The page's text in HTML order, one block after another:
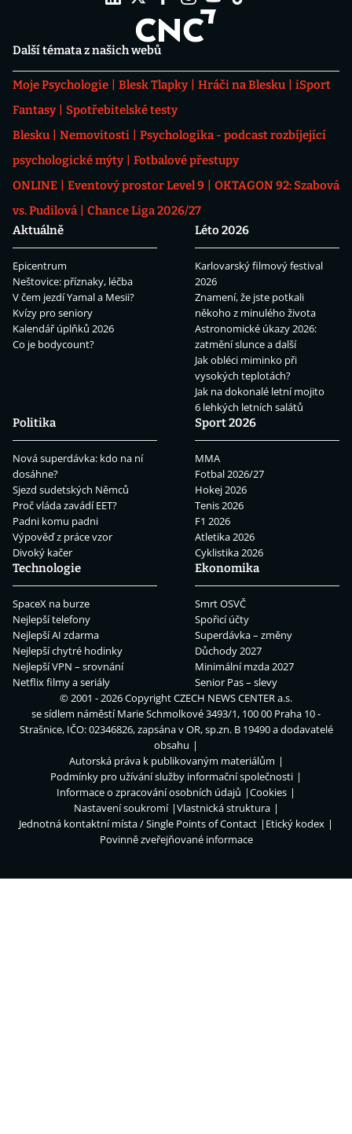
Další témata z našich webů
Moje Psychologie Blesk Tlapky Hráči na Blesku
iSport
Fantasy
Spotřebitelské testy
Blesku
Nemovitosti
Psychologika - podcast rozbíjející
psychologické mýty
Fotbalové přestupy
ONLINE
Eventový prostor Level 9
OKTAGON 92: Szabová
vs. Pudilová
Chance Liga 2026/27
Aktuálně
Epicentrum
Neštovice: příznaky, léčba
V čem jezdí Yamal a Mesii?
Kvízy pro seniory
Kalendář úplňků 2026
Co je bodycount?
Léto 2026
Karlovarský filmový festival
2026
Znamení, že jste potkali
někoho z minulého života
Astronomické úkazy 2026:
zatmění slunce a další
Jak obléci miminko při
vysokých teplotách?
Jak na dokonalé letní mojito
6 lehkých letních salátů
Politika
Nová superdávka: kdo na ní
dosáhne?
Sjezd sudetských Němců
Proč vláda zavádí EET?
Padni komu padni
Výpověď z práce vzor
Divoký kačer
Sport 2026
MMA
Fotbal 2026/27
Hokej 2026
Tenis 2026
F1 2026
Atletika 2026
Cyklistika 2026
Technologie
SpaceX na burze
Nejlepší telefony
Nejlepší AI zdarma
Nejlepší chytré hodinky
Nejlepší VPN – srovnání
Netflix filmy a seriály
Ekonomika
Smrt OSVČ
Spořicí účty
Superdávka – změny
Důchody 2027
Minimální mzda 2027
Senior Pas – slevy
© 2001 - 2026 CopyrightCZECH NEWS CENTER a.s.
se sídlem náměstí Marie Schmolkové 3493/1, 100 00 Praha 10 -
Strašnice, IČO: 02346826, zapsána v OR, sp.zn. B 19490 a dodavatelé
obsahu
Autorská práva k publikovaným materiálům
Podmínky pro užívání služby informační společnosti
Informace o zpracování osobních údajů
Cookies
Nastavení soukromí
Vlastnická struktura
Jednotná kontaktní místa / Single Points of Contact
Etický kodex
Povinně zveřejňované informace